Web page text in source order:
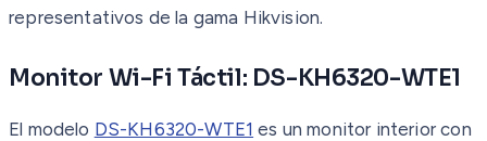
representativos de la gama Hikvision.
Monitor Wi-Fi Táctil: DS-KH6320-WTE1
El modelo DS-KH6320-WTE1 es un monitor interior con